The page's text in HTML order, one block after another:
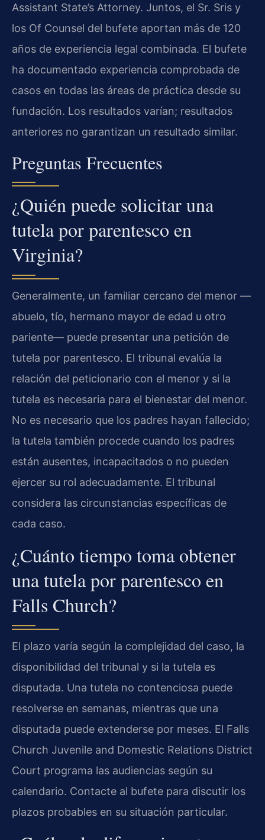
Assistant State’s Attorney. Juntos, el Sr. Sris y
los Of Counsel del bufete aportan más de 120
años de experiencia legal combinada. El bufete
ha documentado experiencia comprobada de
casos en todas las áreas de práctica desde su
fundación. Los resultados varían; resultados
anteriores no garantizan un resultado similar.
Preguntas Frecuentes
¿Quién puede solicitar una
tutela por parentesco en
Virginia?
Generalmente, un familiar cercano del menor —
abuelo, tío, hermano mayor de edad u otro
pariente— puede presentar una petición de
tutela por parentesco. El tribunal evalúa la
relación del peticionario con el menor y si la
tutela es necesaria para el bienestar del menor.
No es necesario que los padres hayan fallecido;
la tutela también procede cuando los padres
están ausentes, incapacitados o no pueden
ejercer su rol adecuadamente. El tribunal
considera las circunstancias específicas de
cada caso.
¿Cuánto tiempo toma obtener
una tutela por parentesco en
Falls Church?
El plazo varía según la complejidad del caso, la
disponibilidad del tribunal y si la tutela es
disputada. Una tutela no contenciosa puede
resolverse en semanas, mientras que una
disputada puede extenderse por meses. El Falls
Church Juvenile and Domestic Relations District
Court programa las audiencias según su
calendario. Contacte al bufete para discutir los
plazos probables en su situación particular.